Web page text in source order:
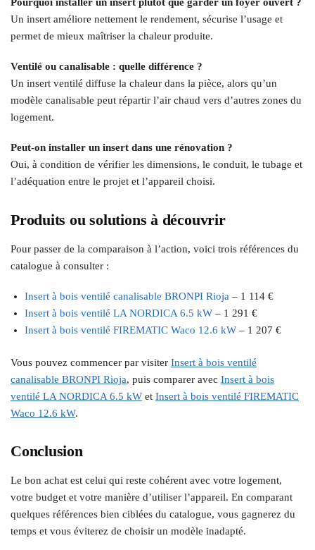
Un insert améliore nettement le rendement, sécurise l’usage et
permet de mieux maîtriser la chaleur produite.
Ventilé ou canalisable : quelle différence ?
Un insert ventilé diffuse la chaleur dans la pièce, alors qu’un
modèle canalisable peut répartir l’air chaud vers d’autres zones du
logement.
Peut-on installer un insert dans une rénovation ?
Oui, à condition de vérifier les dimensions, le conduit, le tubage et
l’adéquation entre le projet et l’appareil choisi.
Produits ou solutions à découvrir
Pour passer de la comparaison à l’action, voici trois références du
catalogue à consulter :
Insert à bois ventilé canalisable BRONPI Rioja – 1 114 €
Insert à bois ventilé LA NORDICA 6.5 kW – 1 291 €
Insert à bois ventilé FIREMATIC Waco 12.6 kW – 1 207 €
Vous pouvez commencer par visiter Insert à bois ventilé
canalisable BRONPI Rioja, puis comparer avec Insert à bois
ventilé LA NORDICA 6.5 kW et Insert à bois ventilé FIREMATIC
Waco 12.6 kW.
Conclusion
Le bon achat est celui qui reste cohérent avec votre logement,
votre budget et votre manière d’utiliser l’appareil. En comparant
quelques références bien ciblées du catalogue, vous gagnerez du
temps et vous éviterez de choisir un modèle inadapté.